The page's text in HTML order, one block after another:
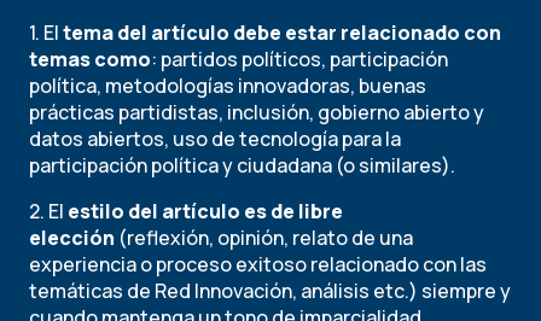
1. Eltema del artículo debe estar relacionado con
temas como: partidos políticos, participación
política, metodologías innovadoras, buenas
prácticas partidistas, inclusión, gobierno abierto y
datos abiertos, uso de tecnología para la
participación política y ciudadana (o similares).
2. El estilo del artículo es de libre
elección (reflexión, opinión, relato de una
experiencia o proceso exitoso relacionado con las
temáticas de Red Innovación, análisis etc.) siempre y